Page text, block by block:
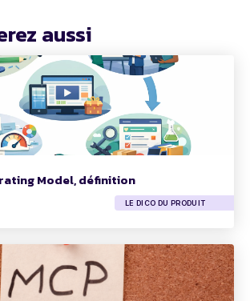
aussi
Model, définition
LE DICO DU PRODUIT